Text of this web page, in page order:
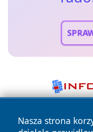
Nasza strona